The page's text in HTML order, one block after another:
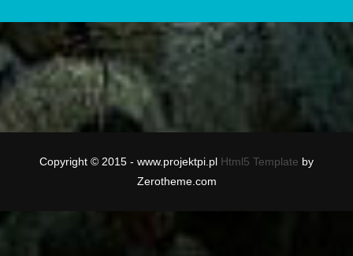
Copyright © 2015 - www.projektpi.pl Html5 Template by
Zerotheme.com